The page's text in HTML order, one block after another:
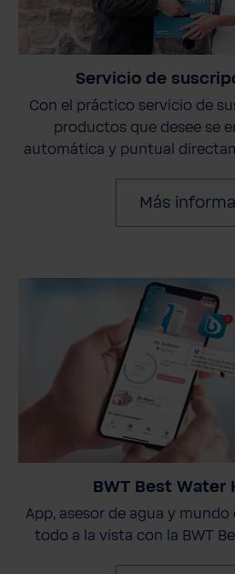
Servicio de
Con el práctico servicio de
productos que desee se
automática y puntual
Más
BWT Best Water
App, asesor de agua y
todo a la vista con la BWT